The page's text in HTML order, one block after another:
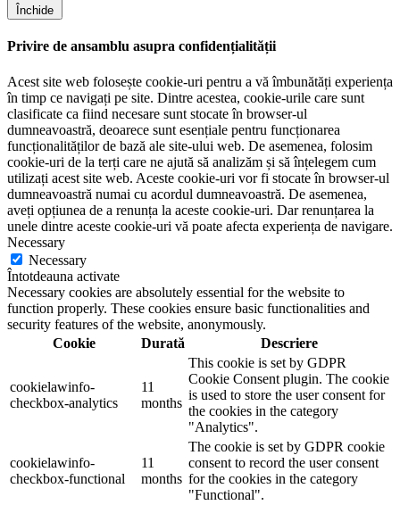
Închide
Privire de ansamblu asupra confidențialității
Acest site web folosește cookie-uri pentru a vă îmbunătăți experiența
în timp ce navigați pe site. Dintre acestea, cookie-urile care sunt
clasificate ca fiind necesare sunt stocate în browser-ul
dumneavoastră, deoarece sunt esențiale pentru funcționarea
funcționalităților de bază ale site-ului web. De asemenea, folosim
cookie-uri de la terți care ne ajută să analizăm și să înțelegem cum
utilizați acest site web. Aceste cookie-uri vor fi stocate în browser-ul
dumneavoastră numai cu acordul dumneavoastră. De asemenea,
aveți opțiunea de a renunța la aceste cookie-uri. Dar renunțarea la
unele dintre aceste cookie-uri vă poate afecta experiența de navigare.
Necessary
Necessary
Întotdeauna activate
Necessary cookies are absolutely essential for the website to
function properly. These cookies ensure basic functionalities and
security features of the website, anonymously.
Cookie
Durată Descriere
cookielawinfo-
checkbox-analytics
11
months
This cookie is set by GDPR
Cookie Consent plugin. The cookie
is used to store the user consent for
the cookies in the category
"Analytics".
cookielawinfo-
checkbox-functional
11
months
The cookie is set by GDPR cookie
consent to record the user consent
for the cookies in the category
"Functional".